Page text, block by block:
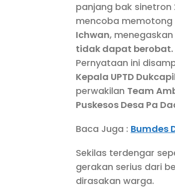
panjang bak sinetron
mencoba
Ichwan,
tidak dapat berobat.
Pernyataan ini
Kepala UPTD
perwakilan Team
Puskesos Desa Pa
Baca Juga : Bumdes
Sekilas terdengar
gerakan serius dari
dirasakan warga.